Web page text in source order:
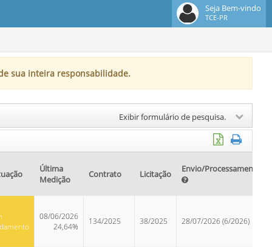
Seja Bem-vindo
TCE-PR
sua inteira responsabilidade.
Exibir formulário de pesquisa.
Última
Medição
Contrato Licitação Envio/Processamento
08/06/2026
24,64%
134/2025 38/2025 28/07/2026 (6/2026)